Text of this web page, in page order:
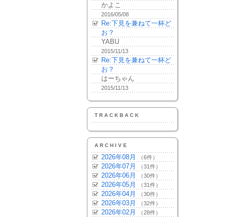
かよこ
2016/05/08
Re:下見を兼ねて一杯ど
お？
YABU
2015/11/13
Re:下見を兼ねて一杯ど
お？
はーちゃん
2015/11/13
TRACKBACK
ARCHIVE
2026年08月 （6件）
2026年07月 （31件）
2026年06月 （30件）
2026年05月 （31件）
2026年04月 （30件）
2026年03月 （32件）
2026年02月 （28件）